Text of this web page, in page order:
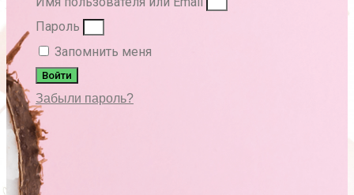
Пароль
Запомнить меня
Войти
Забыли пароль?